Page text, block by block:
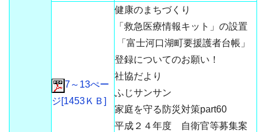
7～13ぺー
ジ[1453ＫＢ]
健康のまちづくり
「救急医療情報キット」の設置
「富士河口湖町要援護者台帳」
登録についてのお願い！
社協だより
ふじサンサン
家庭を守る防災対策part60
平成２４年度 自衛官等募集案